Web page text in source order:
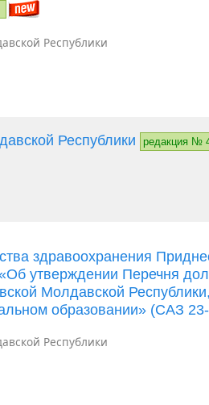
Республики
Республики редакция №
здравоохранения
утверждении Перечня
Молдавской
образовании» (САЗ
Республики